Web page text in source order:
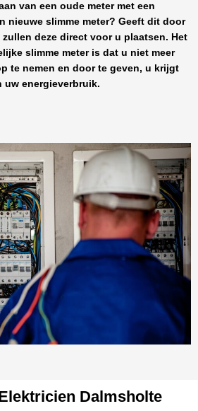
van een oude meter met een
nieuwe slimme meter? Geeft dit door
deze direct voor u plaatsen. Het
slimme meter is dat u niet meer
te nemen en door te geven, u krijgt
uw energieverbruik.
Dalmsholte